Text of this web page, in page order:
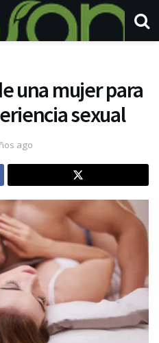
una mujer para
sexual
ago